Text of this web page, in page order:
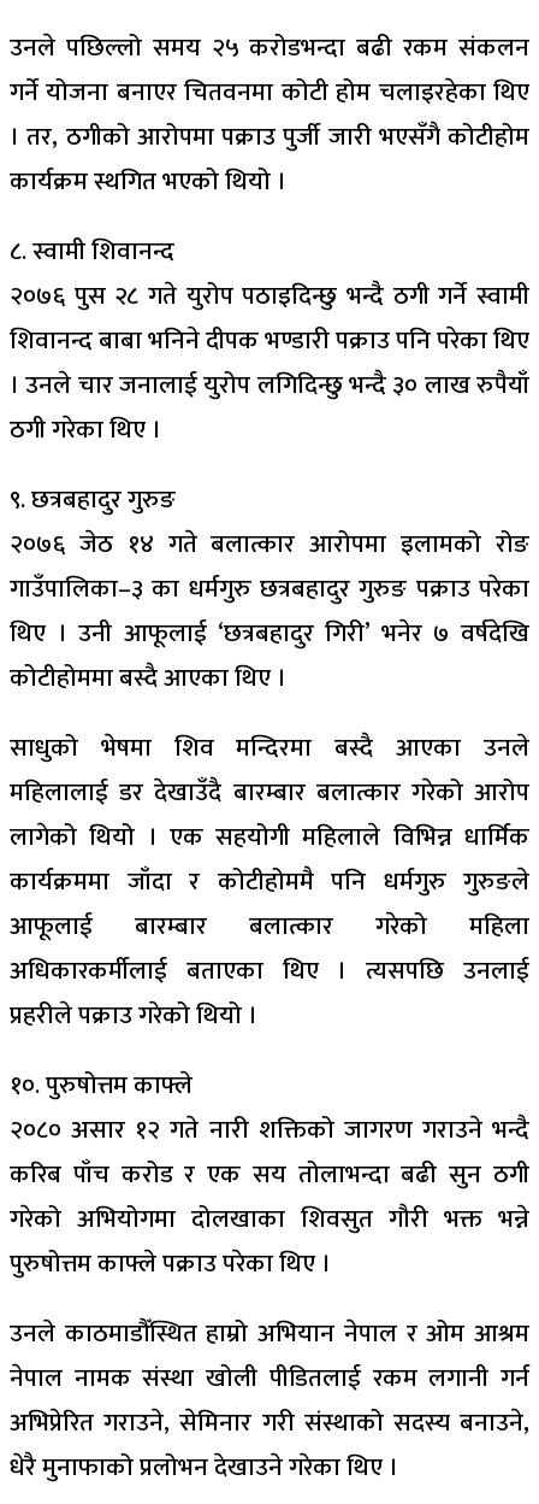
उनले पछिल्लो समय २५ करोडभन्दा बढी रकम संकलन
गर्ने योजना बनाएर चितवनमा कोटी होम चलाइरहेका थिए
। तर, ठगीको आरोपमा पक्राउ पुर्जी जारी भएसँगै कोटीहोम
कार्यक्रम स्थगित भएको थियो ।
८. स्वामी शिवानन्द
२०७६ पुस २८ गते युरोप पठाइदिन्छु भन्दै ठगी गर्ने स्वामी
शिवानन्द बाबा भनिने दीपक भण्डारी पक्राउ पनि परेका थिए
। उनले चार जनालाई युरोप लगिदिन्छु भन्दै ३० लाख रुपैयाँ
ठगी गरेका थिए ।
९. छत्रबहादुर गुरुङ
२०७६ जेठ १४ गते बलात्कार आरोपमा इलामको रोङ
गाउँपालिका–३ का धर्मगुरु छत्रबहादुर गुरुङ पक्राउ परेका
थिए । उनी आफूलाई ‘छत्रबहादुर गिरी’ भनेर ७ वर्षदेखि
कोटीहोममा बस्दै आएका थिए ।
साधुको भेषमा शिव मन्दिरमा बस्दै आएका उनले
महिलालाई डर देखाउँदै बारम्बार बलात्कार गरेको आरोप
लागेको थियो । एक सहयोगी महिलाले विभिन्न धार्मिक
कार्यक्रममा जाँदा र कोटीहोममै पनि धर्मगुरु गुरुङले
आफूलाई बारम्बार बलात्कार गरेको महिला
अधिकारकर्मीलाई बताएका थिए । त्यसपछि उनलाई
प्रहरीले पक्राउ गरेको थियो ।
१०. पुरुषोत्तम काफ्ले
२०८० असार १२ गते नारी शक्तिको जागरण गराउने भन्दै
करिब पाँच करोड र एक सय तोलाभन्दा बढी सुन ठगी
गरेको अभियोगमा दोलखाका शिवसुत गौरी भक्त भन्ने
पुरुषोत्तम काफ्ले पक्राउ परेका थिए ।
उनले काठमाडौँस्थित हाम्रो अभियान नेपाल र ओम आश्रम
नेपाल नामक संस्था खोली पीडितलाई रकम लगानी गर्न
अभिप्रेरित गराउने, सेमिनार गरी संस्थाको सदस्य बनाउने,
धेरै मुनाफाको प्रलोभन देखाउने गरेका थिए ।